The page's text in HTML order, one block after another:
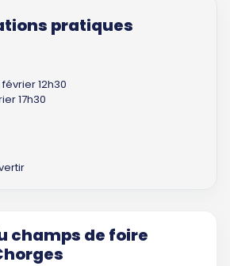
pratiques
12h30
17h30
champs de foire